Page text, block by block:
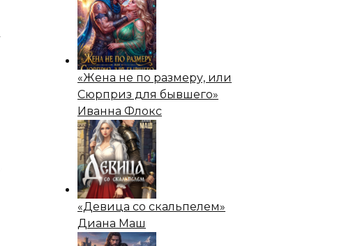
«Жена не по размеру, или
Сюрприз для бывшего»
Иванна Флокс
«Девица со скальпелем»
Диана Маш